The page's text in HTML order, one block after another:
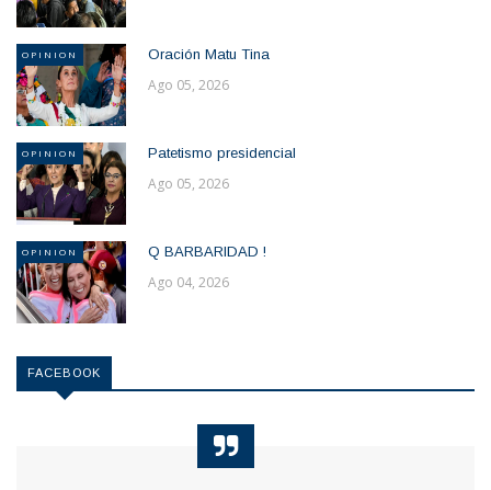
OPINION Oración Matu Tina
Ago 05, 2026
OPINION Patetismo presidencial
Ago 05, 2026
OPINION Q BARBARIDAD !
Ago 04, 2026
FACEBOOK